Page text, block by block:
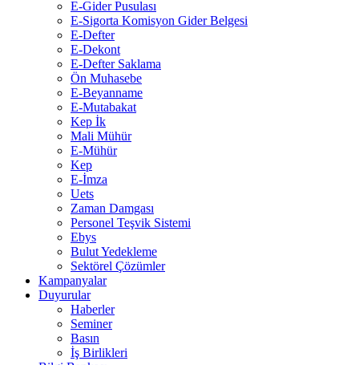
E-Gider Pusulası
E-Sigorta Komisyon Gider Belgesi
E-Defter
E-Dekont
E-Defter Saklama
Ön Muhasebe
E-Beyanname
E-Mutabakat
Kep İk
Mali Mühür
E-Mühür
Kep
E-İmza
Uets
Zaman Damgası
Personel Teşvik Sistemi
Ebys
Bulut Yedekleme
Sektörel Çözümler
Kampanyalar
Duyurular
Haberler
Seminer
Basın
İş Birlikleri